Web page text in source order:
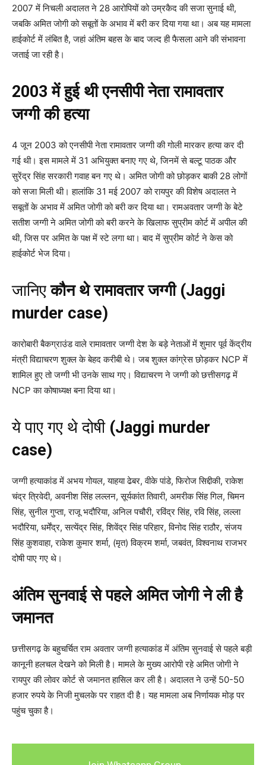
2007 में निचली अदालत ने 28 आरोपियों को उम्रकैद की सजा सुनाई थी,
जबकि अमित जोगी को सबूतों के अभाव में बरी कर दिया गया था। अब यह मामला
हाईकोर्ट में लंबित है, जहां अंतिम बहस के बाद जल्द ही फैसला आने की संभावना
जताई जा रही है।
2003 में हुई थी एनसीपी नेता रामावतार
जग्गी की हत्या
4 जून 2003 को एनसीपी नेता रामावतार जग्गी की गोली मारकर हत्या कर दी
गई थी। इस मामले में 31 अभियुक्त बनाए गए थे, जिनमें से बल्टू पाठक और
सुरेंद्र सिंह सरकारी गवाह बन गए थे। अमित जोगी को छोड़कर बाकी 28 लोगों
को सजा मिली थी। हालांकि 31 मई 2007 को रायपुर की विशेष अदालत ने
सबूतों के अभाव में अमित जोगी को बरी कर दिया था। रामअवतार जग्गी के बेटे
सतीश जग्गी ने अमित जोगी को बरी करने के खिलाफ सुप्रीम कोर्ट में अपील की
थी, जिस पर अमित के पक्ष में स्टे लगा था। बाद में सुप्रीम कोर्ट ने केस को
हाईकोर्ट भेज दिया।
जानिएकौन थे रामावतार जग्गी (Jaggi
murder case)
कारोबारी बैकग्राउंड वाले रामावतार जग्गी देश के बड़े नेताओं में शुमार पूर्व केंद्रीय
मंत्री विद्याचरण शुक्ल के बेहद करीबी थे। जब शुक्ल कांग्रेस छोड़कर NCP में
शामिल हुए तो जग्गी भी उनके साथ गए। विद्याचरण ने जग्गी को छत्तीसगढ़ में
NCP का कोषाध्यक्ष बना दिया था।
ये पाए गए थे दोषी (Jaggi murder
case)
जग्गी हत्याकांड में अभय गोयल, याहया ढेबर, वीके पांडे, फिरोज सिद्दीकी, राकेश
चंद्र त्रिवेदी, अवनीश सिंह लल्लन, सूर्यकांत तिवारी, अमरीक सिंह गिल, चिमन
सिंह, सुनील गुप्ता, राजू भदौरिया, अनिल पचौरी, रविंद्र सिंह, रवि सिंह, लल्ला
भदौरिया, धर्मेंद्र, सत्येंद्र सिंह, शिवेंद्र सिंह परिहार, विनोद सिंह राठौर, संजय
सिंह कुशवाहा, राकेश कुमार शर्मा, (मृत) विक्रम शर्मा, जबवंत, विश्वनाथ राजभर
दोषी पाए गए थे।
अंतिम सुनवाई से पहले अमित जोगी ने ली है
जमानत
छत्तीसगढ़ के बहुचर्चित राम अवतार जग्गी हत्याकांड में अंतिम सुनवाई से पहले बड़ी
कानूनी हलचल देखने को मिली है। मामले के मुख्य आरोपी रहे अमित जोगी ने
रायपुर की लोवर कोर्ट से जमानत हासिल कर ली है। अदालत ने उन्हें 50-50
हजार रुपये के निजी मुचलके पर राहत दी है। यह मामला अब निर्णायक मोड़ पर
पहुंच चुका है।